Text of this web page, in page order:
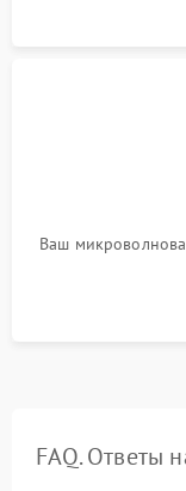
Ваш
FAQ. Ответы